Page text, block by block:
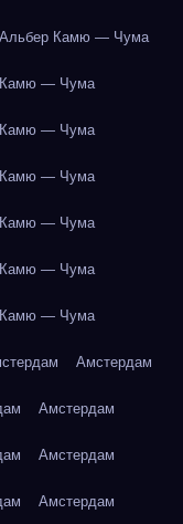
Альбер Камю — Чума
Камю — Чума
Камю — Чума
Камю — Чума
Камю — Чума
Камю — Чума
Камю — Чума
Амстердам
Амстердам
Амстердам
Амстердам